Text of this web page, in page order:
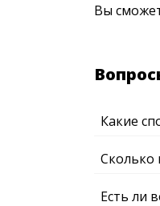
Вы
Какие
Сколько
Есть ли